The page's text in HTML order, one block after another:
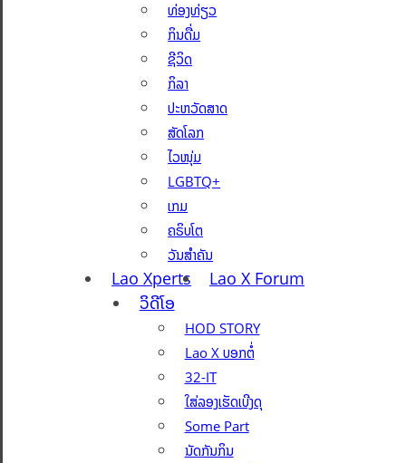
ທ່ອງທ່ຽວ
ກິນດື່ມ
ຊີວິດ
ກິລາ
ປະຫວັດສາດ
ສັດໂລກ
ໄວໜຸ່ມ
LGBTQ+
ເກມ
ຄຣິບໂຕ
ວັນສຳຄັນ
Lao Xperts
Lao X Forum
ວິດີໂອ
HOD STORY
Lao X ບອກຕໍ່
32-IT
ໃສ່ລອງເຮັດເບີງດຸ
Some Part
ນັດກັນກິນ